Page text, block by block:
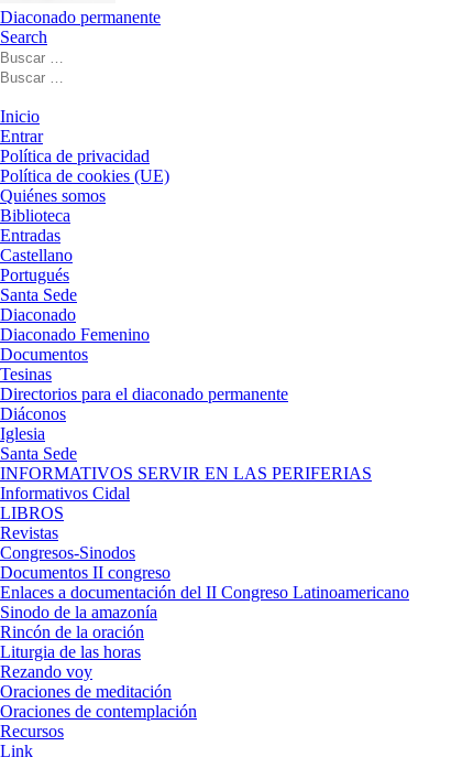
Diaconado permanente
Search
Buscar
Buscar
Menú
Inicio
Entrar
Política de privacidad
Política de cookies (UE)
Quiénes somos
Biblioteca
Entradas
Castellano
Portugués
Santa Sede
Diaconado
Diaconado Femenino
Documentos
Tesinas
Directorios para el diaconado permanente
Diáconos
Iglesia
Santa Sede
INFORMATIVOS SERVIR EN LAS PERIFERIAS
Informativos Cidal
LIBROS
Revistas
Congresos-Sinodos
Documentos II congreso
Enlaces a documentación del II Congreso Latinoamericano
Sinodo de la amazonía
Rincón de la oración
Liturgia de las horas
Rezando voy
Oraciones de meditación
Oraciones de contemplación
Recursos
Link